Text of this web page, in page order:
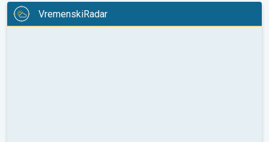
VremenskiRadar